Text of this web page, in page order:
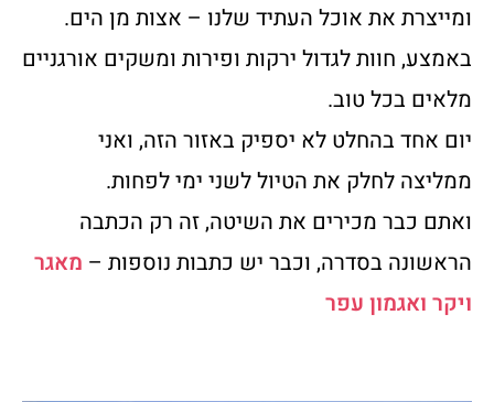
ומייצרת את אוכל העתיד שלנו – אצות מן הים.
באמצע, חוות לגדול ירקות ופירות ומשקים אורגניים
מלאים בכל טוב.
יום אחד בהחלט לא יספיק באזור הזה, ואני
ממליצה לחלק את הטיול לשני ימי לפחות.
ואתם כבר מכירים את השיטה, זה רק הכתבה
הראשונה בסדרה, וכבר יש כתבות נוספות – מאגר
ויקר ואגמון עפר